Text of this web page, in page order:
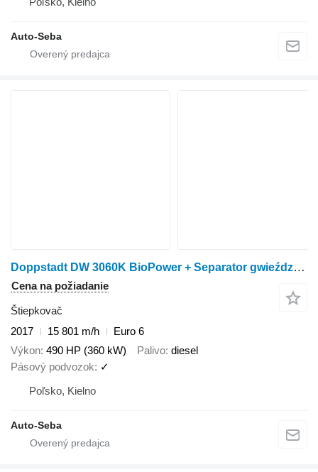
Auto-Seba
Doppstadt DW 3060K BioPower + Separator gwieździsty
Cena na požiadanie
Štiepkovač
2017
15 801 m/h
Euro 6
Výkon 490 HP (360 kW) Palivo diesel
Pásový podvozok
✓
Poľsko, Kielno
Auto-Seba